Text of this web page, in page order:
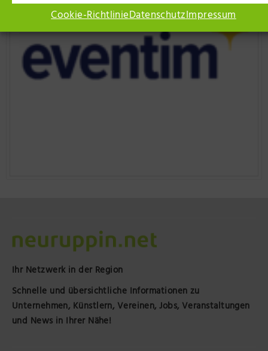
Cookie-RichtlinieDatenschutzImpressum
Ihr Netzwerk in der Region
Schnelle und übersichtliche Informationen zu
Unternehmen, Künstlern, Vereinen, Jobs, Veranstaltungen
und News in Ihrer Nähe!